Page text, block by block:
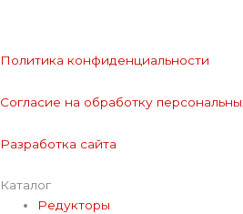
Политика конфиденциальности
Согласие на обработку
Разработка сайта
Каталог
Редукторы